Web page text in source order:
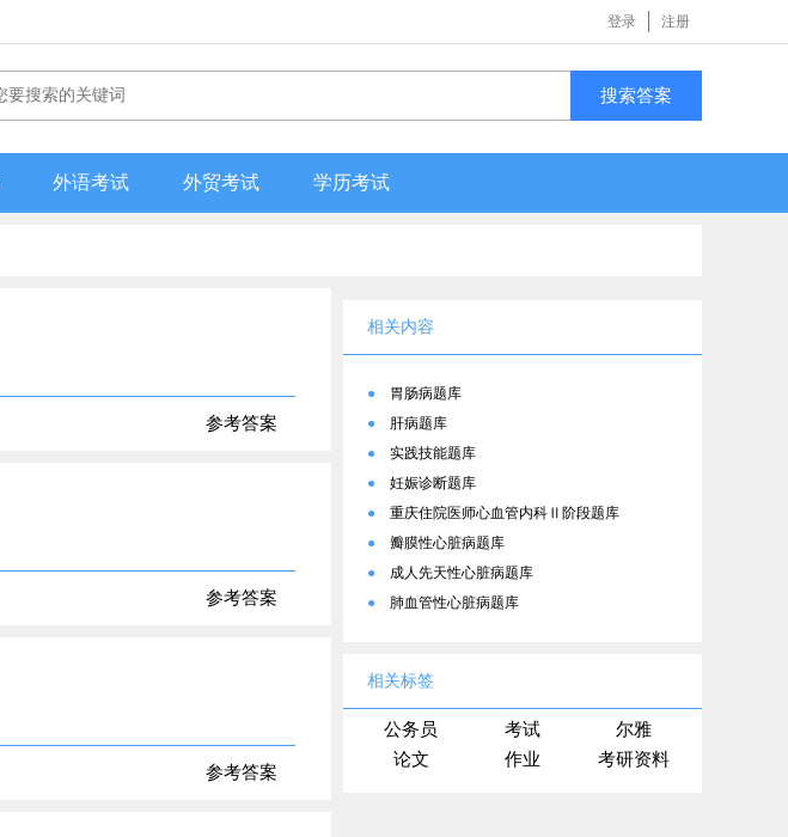
登录 注册
搜索答案
外语考试 外贸考试 学历考试
参考答案
参考答案
参考答案
相关内容
●
胃肠病题库
●
肝病题库
●
实践技能题库
●
妊娠诊断题库
●
重庆住院医师心血管内科Ⅱ阶段题库
●
瓣膜性心脏病题库
●
成人先天性心脏病题库
●
肺血管性心脏病题库
相关标签
公务员 考试
尔雅
论文
作业 考研资料